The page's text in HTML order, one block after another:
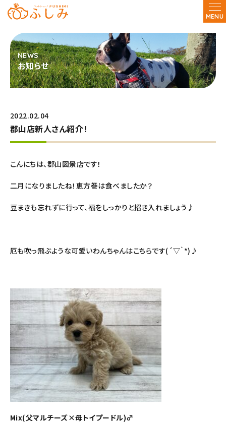
MENU
お知らせ
2022.02.04
郡山店新人さん紹介！
こんにちは、郡山図景店です！
二月になりましたね！恵方巻は食べましたか？
豆まきも忘れずに行って、福をしっかりと招き入れましょう♪
厄も吹っ飛ぶような可愛いわんちゃんはこちらです(´▽｀*)♪
Mix(父マルチーズ×母トイプードル)♂